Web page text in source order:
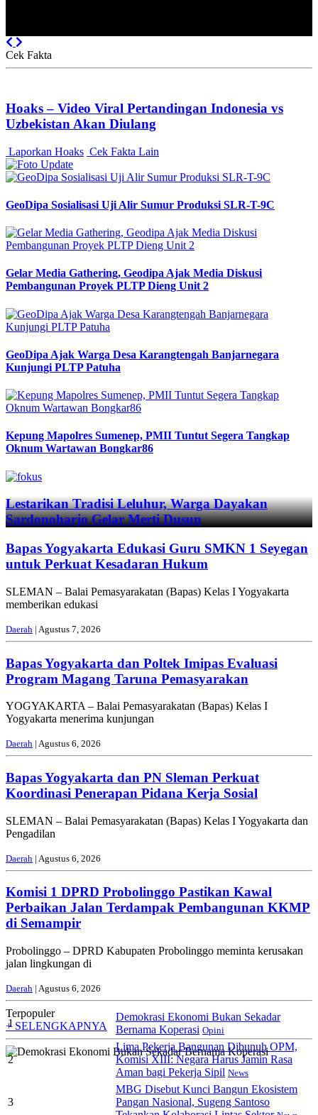
Previous
Cek Fakta
Hoaks – Video Viral Pertandingan Indonesia vs
Uzbekistan Akan Diulang
Laporkan Hoaks Cek Fakta Lain
GeoDipa Sosialisasi Uji Alir Sumur Produksi SLR-T-9C
Gelar Media Gathering, Geodipa Ajak Media Diskusi
Pembangunan Proyek PLTP Dieng Unit 2
GeoDipa Ajak Warga Desa Karangtengah Banjarnegara
Kunjungi PLTP Patuha
Kepung Mapolres Sumenep, PMII Tuntut Segera Tangkap
Oknum Wartawan Bongkar86
Previous
Next
Lestarikan Tradisi Leluhur, Warga Dayakan
Sardonoharjo Gelar Merti Dusun
Bapas Yogyakarta Edukasi Guru SMKN 1 Seyegan
untuk Perkuat Kesadaran Hukum
SLEMAN – Balai Pemasyarakatan (Bapas) Kelas I Yogyakarta
memberikan edukasi
Daerah | Agustus 7, 2026
Bapas Yogyakarta dan Poltek Imipas Evaluasi
Program Magang Taruna Pemasyarakan
YOGYAKARTA – Balai Pemasyarakatan (Bapas) Kelas I
Yogyakarta menerima kunjungan
Daerah | Agustus 6, 2026
Bapas Yogyakarta dan PN Sleman Perkuat
Koordinasi Penerapan Pidana Kerja Sosial
SLEMAN – Balai Pemasyarakatan (Bapas) Kelas I Yogyakarta dan
Pengadilan
Daerah | Agustus 6, 2026
Komisi 1 DPRD Probolinggo Pastikan Kawal
Perbaikan Jalan Terdampak Pembangunan KKMP
di Semampir
Probolinggo – DPRD Kabupaten Probolinggo meminta kerusakan
jalan lingkungan di
Daerah | Agustus 6, 2026
Terpopuler
+ SELENGKAPNYA
1
Demokrasi Ekonomi Bukan Sekadar
Bernama Koperasi Opini
2
Lima Pekerja Bangunan Dibunuh OPM,
Komisi XIII: Negara Harus Jamin Rasa
Aman bagi Pekerja Sipil News
3
MBG Disebut Kunci Bangun Ekosistem
Pangan Nasional, Sugeng Santoso